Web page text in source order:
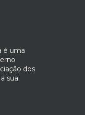
é uma
dos
sua